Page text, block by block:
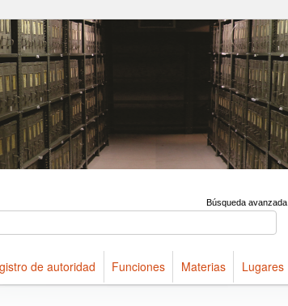
maintained at Arquivo Público do Estado de São Paulo
Búsqueda avanzada
de autoridad Funciones Materias Lugares